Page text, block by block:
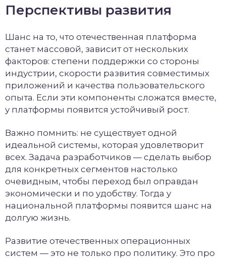
Перспективы развития
Шанс на то, что отечественная платформа
станет массовой, зависит от нескольких
факторов: степени поддержки со стороны
индустрии, скорости развития совместимых
приложений и качества пользовательского
опыта. Если эти компоненты сложатся вместе,
у платформы появится устойчивый рост.
Важно помнить: не существует одной
идеальной системы, которая удовлетворит
всех. Задача разработчиков — сделать выбор
для конкретных сегментов настолько
очевидным, чтобы переход был оправдан
экономически и по удобству. Тогда у
национальной платформы появится шанс на
долгую жизнь.
Развитие отечественных операционных
систем — это не только про политику. Это про